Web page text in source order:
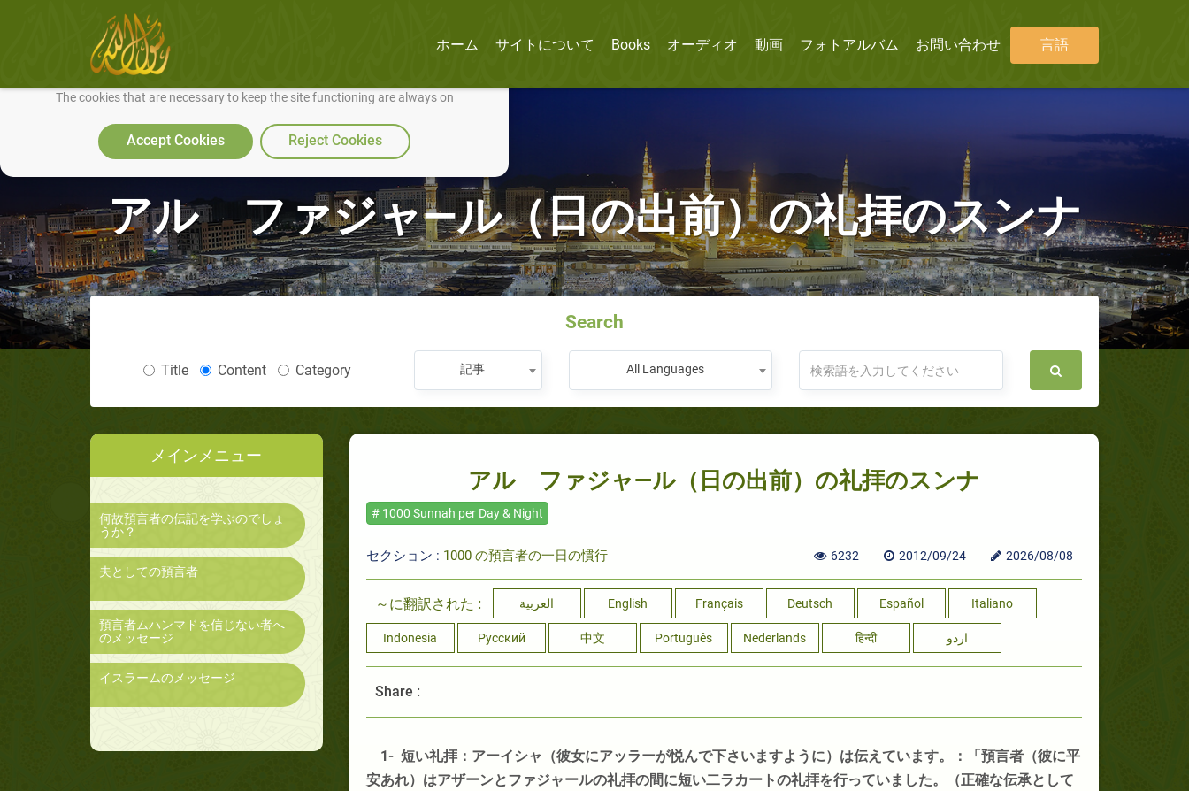
We use cookies to make our site work well for you and so we can continually improve it.
The cookies that are necessary to keep the site functioning are always on
Accept Cookies Reject Cookies
ホーム サイトについて Books オーディオ 動画 フォトアルバム お問い合わせ 言語
アル ファジャ―ル（日の出前）の礼拝のスンナ
Search
Title Content Category 記事 All Languages
メインメニュー
何故預言者の伝記を学ぶのでしょ
うか？
夫としての預言者
預言者ムハンマドを信じない者へ
のメッセージ
イスラームのメッセージ
アル ファジャ―ル（日の出前）の礼拝のスンナ
# 1000 Sunnah per Day & Night
セクション : 1000 の預言者の一日の慣行 6232 2012/09/24 2026/08/08
～に翻訳された : العربية English Français Deutsch Español Italiano
Indonesia Русский 中文 Português Nederlands हिन्दी اردو
Share :
1- 短い礼拝：アーイシャ（彼女にアッラーが悦んで下さいますように）は伝えています。：「預言者（彼に平
安あれ）はアザーンとファジャールの礼拝の間に短い二ラカートの礼拝を行っていました。（正確な伝承として